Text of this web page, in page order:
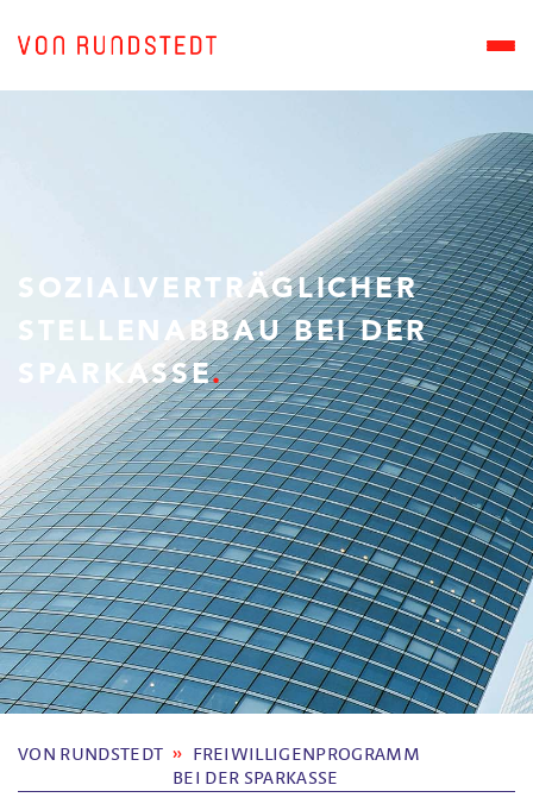
SOZIALVERTRÄGLICHER
STELLENABBAU BEI DER
SPARKASSE
VON RUNDSTEDT
FREIWILLIGEN­PROGRAMM
BEI DER SPARKASSE